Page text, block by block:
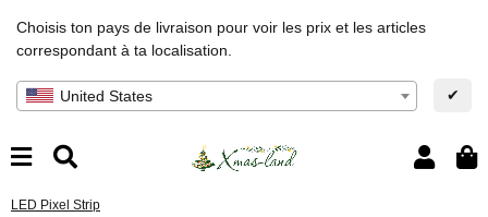
Choisis ton pays de livraison pour voir les prix et les articles
correspondant à ta localisation.
United States ✔
LED Pixel Strip